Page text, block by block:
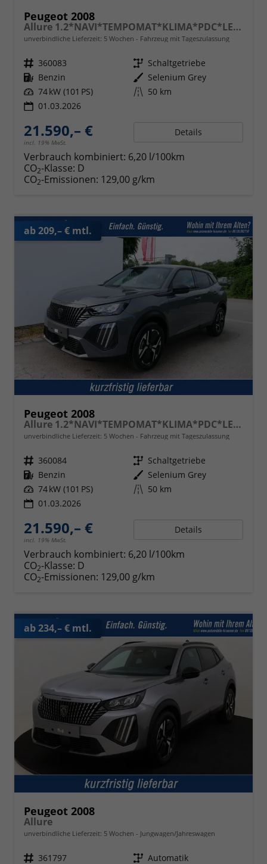
Peugeot 2008
Allure 1.2*NAVI*TEMPOMAT*KLIMA*PDC*LED*BLUETOOTH*FRONT-ASSIST*17-ZOLL
unverbindliche Lieferzeit: 5 Wochen Fahrzeug mit Tageszulassung
Fahrzeugnr. 360083 Getriebe Schaltgetriebe
Kraftstoff Benzin Außenfarbe Selenium Grey
Leistung 74 kW (101 PS) Kilometerstand 50 km
01.03.2026
21.590,– €
incl. 19% MwSt.
Details
Verbrauch kombiniert: 6,20 l/100km
CO2-Klasse: D
CO2-Emissionen: 129,00 g/km
ab 209,– € mtl.
Peugeot 2008
Allure 1.2*NAVI*TEMPOMAT*KLIMA*PDC*LED*BLUETOOTH*FRONT-ASSIST*17-ZOLL
unverbindliche Lieferzeit: 5 Wochen Fahrzeug mit Tageszulassung
Fahrzeugnr. 360084 Getriebe Schaltgetriebe
Kraftstoff Benzin Außenfarbe Selenium Grey
Leistung 74 kW (101 PS) Kilometerstand 50 km
01.03.2026
21.590,– €
incl. 19% MwSt.
Details
Verbrauch kombiniert: 6,20 l/100km
CO2-Klasse: D
CO2-Emissionen: 129,00 g/km
ab 234,– € mtl.
Peugeot 2008
Allure
unverbindliche Lieferzeit: 5 Wochen Jungwagen/Jahreswagen
Fahrzeugnr. 361797 Getriebe Automatik